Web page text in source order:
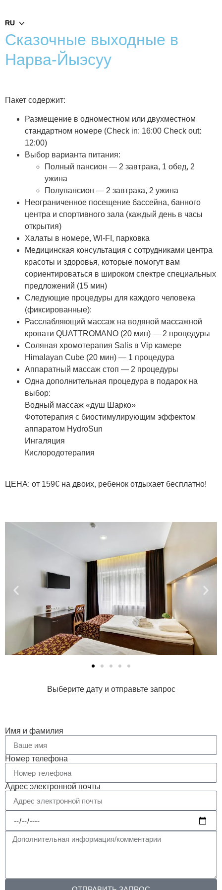
RU
Сказочные выходные в
Нарва-Йыэсуу
Пакет содержит:
Размещение в одноместном или двухместном
стандартном номере (Check in: 16:00 Check out:
12:00)
Выбор варианта питания:
Полный пансион — 2 завтрака, 1 обед, 2
ужина
Полупансион — 2 завтрака, 2 ужина
Неограниченное посещение бассейна, банного
центра и спортивного зала (каждый день в часы
открытия)
Халаты в номере, WI-FI, парковка
Медицинская консультация с сотрудниками центра
красоты и здоровья, которые помогут вам
сориентироваться в широком спектре специальных
предложений (15 мин)
Следующие процедуры для каждого человека
(фиксированные):
Расслабляющий массаж на водяной массажной
кровати QUATTROMANO (20 мин) — 2 процедуры
Соляная хромотерапия Salis в Vip камере
Himalayan Cube (20 мин) — 1 процедура
Аппаратный массаж стоп — 2 процедуры
Одна дополнительная процедура в подарок на
выбор:
Водный массаж «душ Шарко»
Фототерапия с биостимулирующим эффектом
аппаратом HydroSun
Ингаляция
Кислородотерапия
ЦЕНА: от 159€ на двоих, ребенок отдыхает бесплатно!
Выберите дату и отправьте запрос
Имя и фамилия
Номер телефона
Адрес электронной почты